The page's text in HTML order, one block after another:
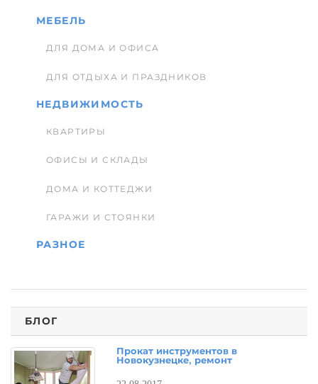
МЕБЕЛЬ
ДЛЯ ДОМА И ОФИСА
ДЛЯ ОТДЫХА И ПРАЗДНИКОВ
НЕДВИЖИМОСТЬ
КВАРТИРЫ
ОФИСЫ И СКЛАДЫ
ДОМА И КОТТЕДЖИ
ГАРАЖИ И СТОЯНКИ
РАЗНОЕ
БЛОГ
Прокат инструментов в
Новокузнецке, ремонт